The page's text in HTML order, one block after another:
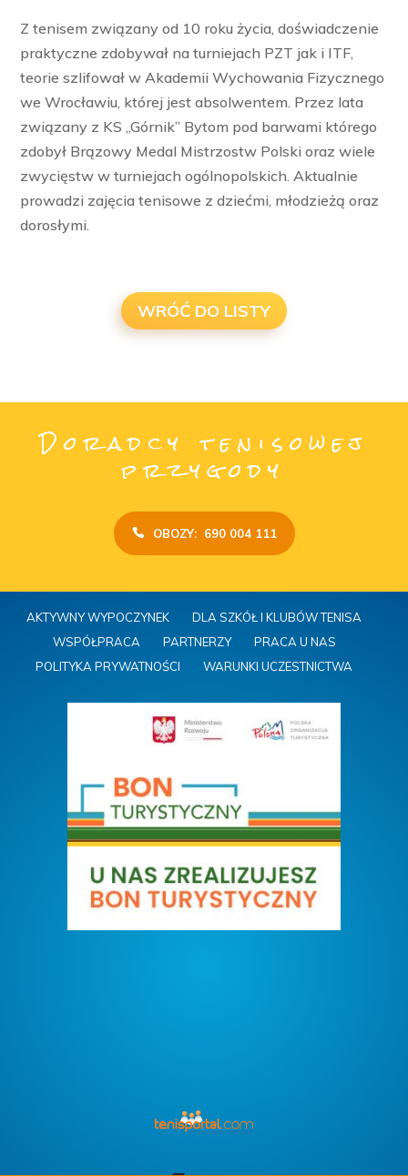
Z tenisem związany od 10 roku życia, doświadczenie
praktyczne zdobywał na turniejach PZT jak i ITF,
teorie szlifował w Akademii Wychowania Fizycznego
we Wrocławiu, której jest absolwentem. Przez lata
związany z KS „Górnik” Bytom pod barwami którego
zdobył Brązowy Medal Mistrzostw Polski oraz wiele
zwycięstw w turniejach ogólnopolskich. Aktualnie
prowadzi zajęcia tenisowe z dziećmi, młodzieżą oraz
dorosłymi.
WRÓĆ DO LISTY
Doradcy tenisowej
przygody
OBOZY: 690 004 111
AKTYWNY WYPOCZYNEK
DLA SZKÓŁ I KLUBÓW TENISA
WSPÓŁPRACA
PARTNERZY
PRACA U NAS
POLITYKA PRYWATNOŚCI
WARUNKI UCZESTNICTWA